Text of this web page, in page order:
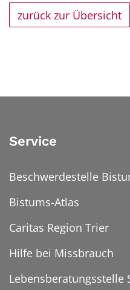
zurück zur Übersicht
Service
Beschwerdestelle
Bistums-Atlas
Caritas Region Trier
Hilfe bei Missbrauch
Lebensberatungsstelle